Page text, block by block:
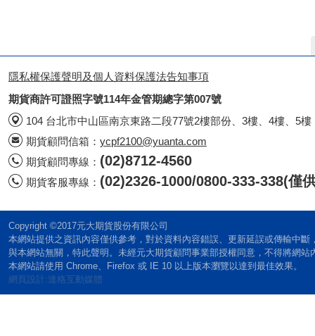
隱私權保護聲明及個人資料保護法告知事項
期貨商許可證照字號114年金管期總字第007號
104 台北市中山區南京東路二段77號2樓部份、3樓、4樓、5樓
期貨顧問信箱： ycpf2100@yuanta.com
期貨顧問專線： (02)8712-4560
期貨客服專線： (02)2326-1000/0800-333-338(僅
Copyright ©2017元大期貨股份有限公司
本網站提供之資訊內容僅供參考，對於資料內容錯誤、更新延誤或傳輸中
與本網站無關，特此聲明。未經元大期貨顧問事業部授權同意，不得將網站
本網站請使用 Chrome、Firefox 或 IE 10 以上版本瀏覽以達到最佳效果。
網頁設計:達格互動媒體